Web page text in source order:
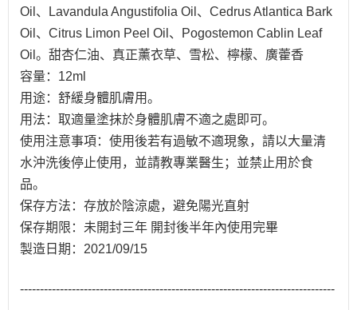
Oil、Lavandula Angustifolia Oil、Cedrus Atlantica Bark
Oil、Citrus Limon Peel Oil、Pogostemon Cablin Leaf
Oil。甜杏仁油、真正薰衣草、雪松、檸檬、廣藿香
容量：12ml
用途：舒緩身體肌膚用。
用法：取適量塗抹於身體肌膚不適之處即可。
使用注意事項：使用後若有過敏不適現象，請以大量清
水沖洗後停止使用，並請教專業醫生；並禁止用於食
品。
保存方法：存放於陰涼處，避免陽光直射
保存期限：未開封三年 開封後半年內使用完畢
製造日期：2021/09/15
-------------------------------------------------------------------------------